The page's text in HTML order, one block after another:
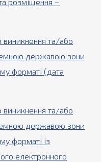
розміщення –
виникнення та/або
державою зони
форматі (дата
виникнення та/або
державою зони
форматі із
електронного